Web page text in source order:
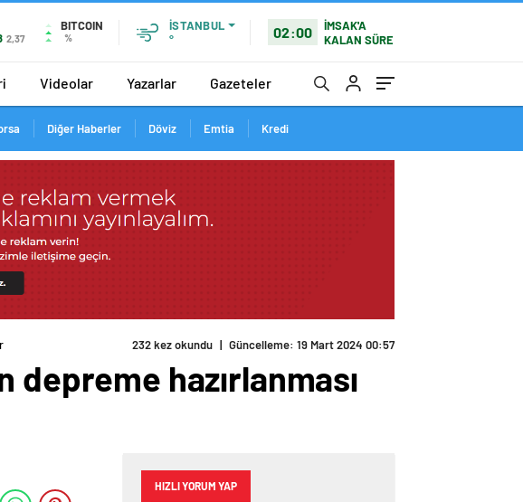
2,37
BITCOIN
%
İSTANBUL
°
02:00
İMSAK'A
KALAN SÜRE
Videolar Yazarlar Gazeteler
Diğer Haberler Döviz Emtia Kredi
232 kez okundu | Güncelleme: 19 Mart 2024 00:57
depreme hazırlanması
HIZLI YORUM YAP